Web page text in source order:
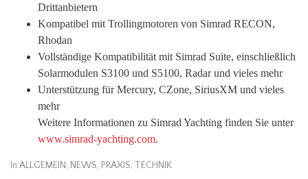
Drittanbietern
Kompatibel mit Trollingmotoren von Simrad RECON,
Rhodan
Vollständige Kompatibilität mit Simrad Suite, einschließlich
Solarmodulen S3100 und S5100, Radar und vieles mehr
Unterstützung für Mercury, CZone, SiriusXM und vieles
mehr
Weitere Informationen zu Simrad Yachting finden Sie unter
www.simrad-yachting.com.
In ALLGEMEIN, NEWS, PRAXIS, TECHNIK